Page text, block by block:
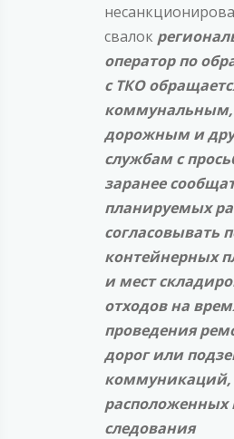
свалок
оператор по
с ТКО
коммунальным,
дорожным и
службам с
заранее
планируемых
согласовывать
контейнерных
и мест
отходов на
проведения
дорог или
коммуникаций,
расположенных
следования